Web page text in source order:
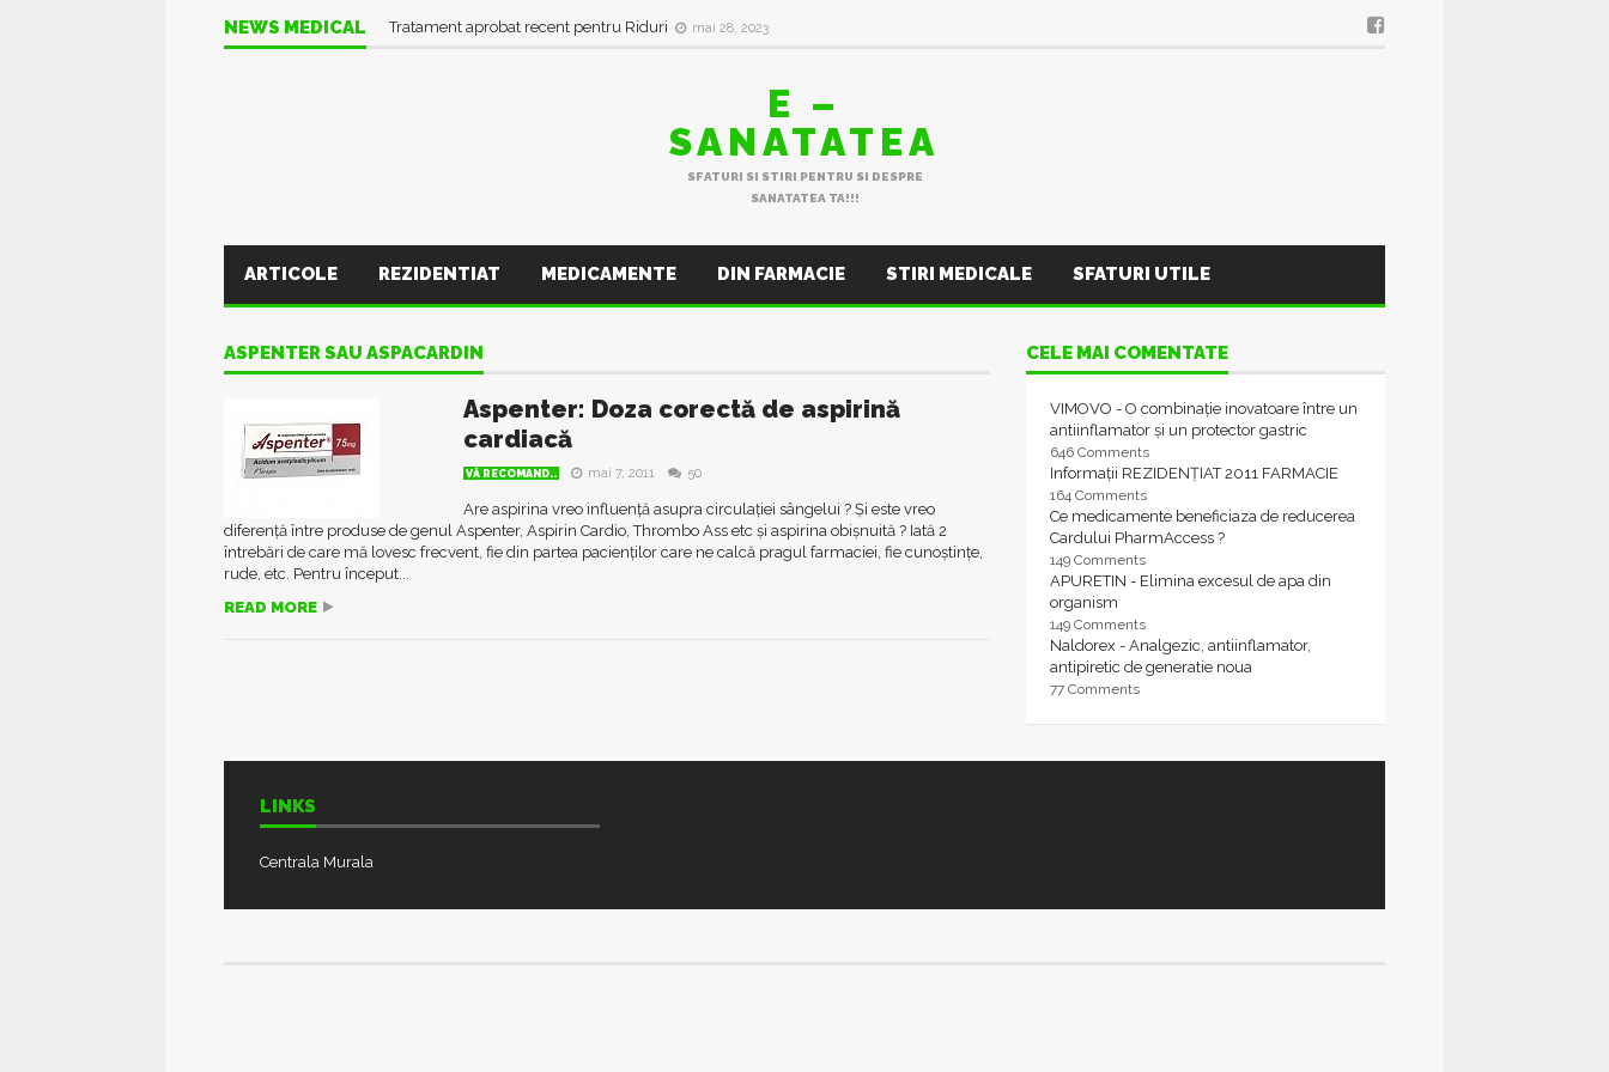
NEWS MEDICAL Tratament aprobat recent pentru Riduri mai 28, 2023
E –
SANATATEA
SFATURI SI STIRI PENTRU SI DESPRE
SANATATEA TA!!!
ARTICOLE REZIDENTIAT MEDICAMENTE DIN FARMACIE STIRI MEDICALE SFATURI UTILE
ASPENTER SAU ASPACARDIN
Aspenter: Doza corectă de aspirină
cardiacă
VĂ RECOMAND.. mai 7, 2011 50
Are aspirina vreo influență asupra circulației sângelui ? Și este vreo
diferență între produse de genul Aspenter, Aspirin Cardio, Thrombo Ass etc și aspirina obișnuită ? Iată 2
întrebări de care mă lovesc frecvent, fie din partea pacienților care ne calcă pragul farmaciei, fie cunoștințe,
rude, etc. Pentru început...
READ MORE
CELE MAI COMENTATE
VIMOVO - O combinație inovatoare între un
antiinflamator și un protector gastric
646 Comments
Informații REZIDENȚIAT 2011 FARMACIE
164 Comments
Ce medicamente beneficiaza de reducerea
Cardului PharmAccess ?
149 Comments
APURETIN - Elimina excesul de apa din
organism
149 Comments
Naldorex - Analgezic, antiinflamator,
antipiretic de generatie noua
77 Comments
LINKS
Centrala Murala